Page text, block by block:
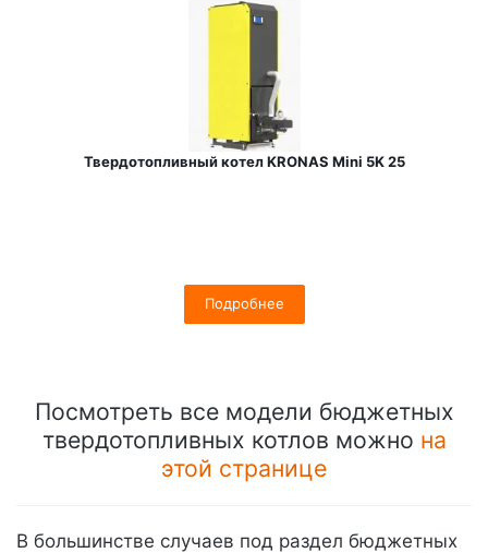
Твердотопливный котел KRONAS Mini 5K 25
Подробнее
Посмотреть все модели бюджетных
твердотопливных котлов можно на
этой странице
В большинстве случаев под раздел бюджетных